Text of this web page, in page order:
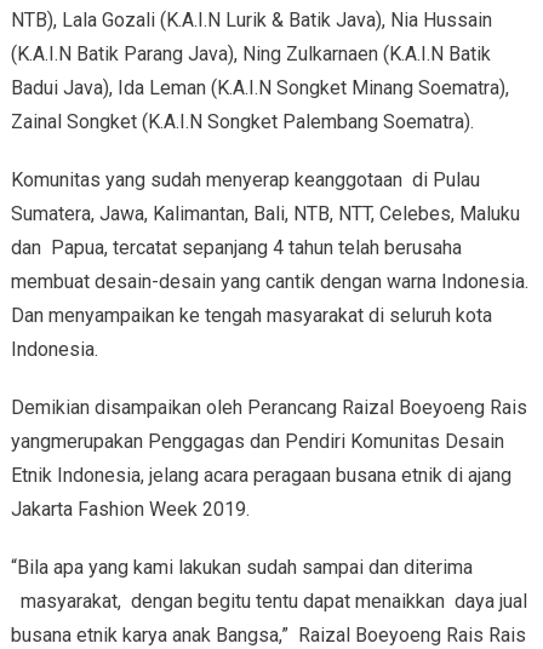
NTB), Lala Gozali (K.A.I.N Lurik & Batik Java), Nia Hussain
(K.A.I.N Batik Parang Java), Ning Zulkarnaen (K.A.I.N Batik
Badui Java), Ida Leman (K.A.I.N Songket Minang Soematra),
Zainal Songket (K.A.I.N Songket Palembang Soematra).
Komunitas yang sudah menyerap keanggotaan di Pulau
Sumatera, Jawa, Kalimantan, Bali, NTB, NTT, Celebes, Maluku
dan Papua, tercatat sepanjang 4 tahun telah berusaha
membuat desain-desain yang cantik dengan warna Indonesia.
Dan menyampaikan ke tengah masyarakat di seluruh kota
Indonesia.
Demikian disampaikan oleh Perancang Raizal Boeyoeng Rais
yangmerupakan Penggagas dan Pendiri Komunitas Desain
Etnik Indonesia, jelang acara peragaan busana etnik di ajang
Jakarta Fashion Week 2019.
“Bila apa yang kami lakukan sudah sampai dan diterima
masyarakat, dengan begitu tentu dapat menaikkan daya jual
busana etnik karya anak Bangsa,” Raizal Boeyoeng Rais Rais